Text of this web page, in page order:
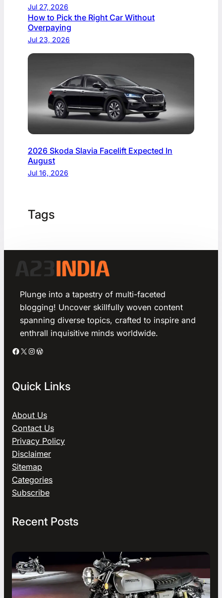
Jul 27, 2026
How to Pick the Right Car Without
Overpaying
Jul 23, 2026
2026 Skoda Slavia Facelift Expected In
August
Jul 16, 2026
Tags
Plunge into a tapestry of multi-faceted
blogging! Uncover skillfully woven content
spanning diverse topics, crafted to inspire and
enthrall inquisitive minds worldwide.
Facebook X Instagram WordPress
Quick Links
About Us
Contact Us
Privacy Policy
Disclaimer
Sitemap
Categories
Subscribe
Recent Posts